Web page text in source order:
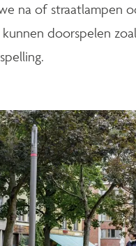
na of straatlampen
doorspelen